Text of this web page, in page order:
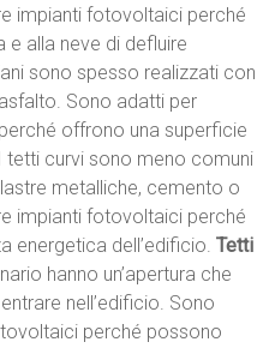
impianti fotovoltaici perché
e alla neve di defluire
sono spesso realizzati con
Sono adatti per
offrono una superficie
I tetti curvi sono meno comuni
metalliche, cemento o
impianti fotovoltaici perché
energetica dell’edificio.Tetti
hanno un’apertura che
nell’edificio. Sono
perché possono